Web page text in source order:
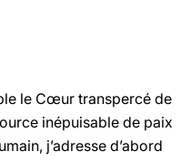
le Cœur transpercé de
inépuisable de paix
j’adresse d’abord